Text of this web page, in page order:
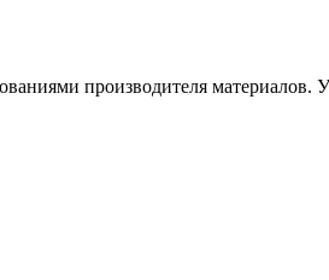
производителя материалов.